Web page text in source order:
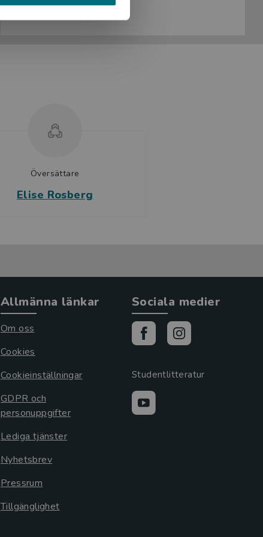
Översättare
Elise Rosberg
Allmänna länkar
Om oss
Cookies
Cookieinställningar
GDPR och
personuppgifter
Lediga tjänster
Nyhetsbrev
Pressrum
Tillgänglighet
Sociala medier
Studentlitteratur